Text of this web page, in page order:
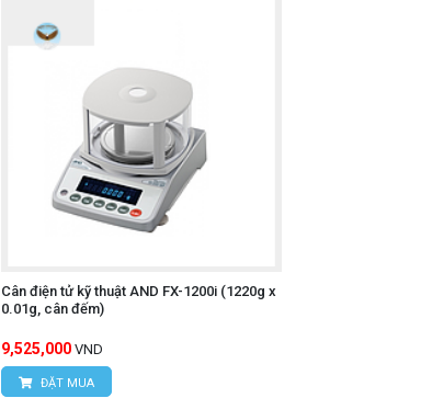
Cân điện tử kỹ thuật AND FX-1200i (1220g x
0.01g, cân đếm)
9,525,000 VND
ĐẶT MUA